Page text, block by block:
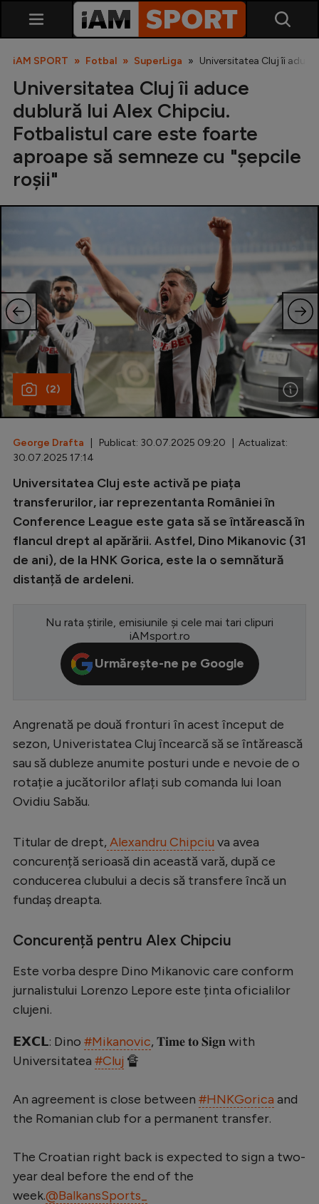
Cupa României
Echipa Națională
U21
Fotbal feminin
Special
Diverse
Inedit
Champions League
Europa League
Conference League
CM 2026
LaLiga
Serie A
Bundesliga
Campionate
Starurile fotbalului
EURO 2024
Clasamente
Handbal
Natație
Formula 1
Auto
Ciclism
Alte sporturi
JO 2024
JO 2026
iAM SPORT Fotbal SuperLiga Universitatea Cluj îi
Universitatea Cluj îi aduce
dublură lui Alex Chipciu.
Fotbalistul care este foarte
aproape să semneze cu "șepcile
roșii"
(2)
George Drafta | Publicat: 30.07.2025 09:20 | Actualizat:
30.07.2025 17:14
Universitatea Cluj este activă pe piața
transferurilor, iar reprezentanta României în
Conference League este gata să se întărească în
flancul drept al apărării. Astfel, Dino Mikanovic (31
de ani), de la HNK Gorica, este la o semnătură
distanță de ardeleni.
Nu rata știrile, emisiunile și cele mai tari clipuri
iAMsport.ro
Urmărește-ne pe Google
Angrenată pe două fronturi în acest început de
sezon, Univeristatea Cluj încearcă să se întărească
sau să dubleze anumite posturi unde e nevoie de o
rotație a jucătorilor aflați sub comanda lui Ioan
Ovidiu Sabău.
Titular de drept, Alexandru Chipciu va avea
concurență serioasă din această vară, după ce
conducerea clubului a decis să transfere încă un
fundaș dreapta.
Concurență pentru Alex Chipciu
Este vorba despre Dino Mikanovic care conform
jurnalistului Lorenzo Lepore este ținta oficialilor
clujeni.
𝗘𝗫𝗖𝗟: Dino #Mikanovic, 𝐓𝐢𝐦𝐞 𝐭𝐨 𝐒𝐢𝐠𝐧 with
Universitatea #Cluj 🔏
An agreement is close between #HNKGorica and
the Romanian club for a permanent transfer.
The Croatian right back is expected to sign a two-
year deal before the end of the
week.@BalkansSports_